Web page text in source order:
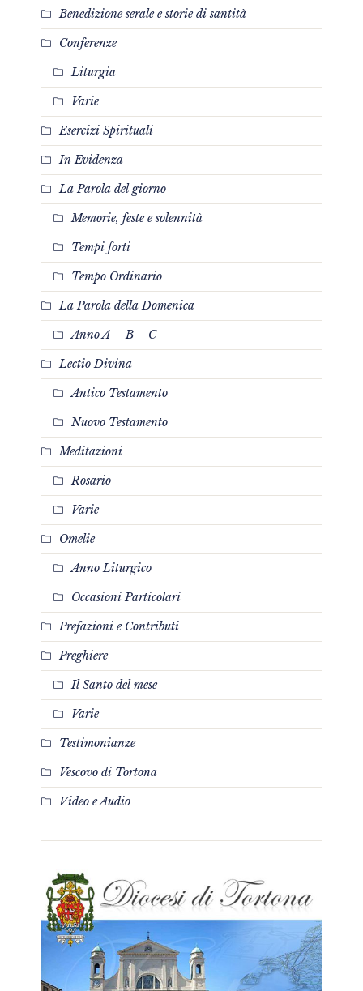
Benedizione serale e storie di santità
Conferenze
Liturgia
Varie
Esercizi Spirituali
In Evidenza
La Parola del giorno
Memorie, feste e solennità
Tempi forti
Tempo Ordinario
La Parola della Domenica
Anno A – B – C
Lectio Divina
Antico Testamento
Nuovo Testamento
Meditazioni
Rosario
Varie
Omelie
Anno Liturgico
Occasioni Particolari
Prefazioni e Contributi
Preghiere
Il Santo del mese
Varie
Testimonianze
Vescovo di Tortona
Video e Audio